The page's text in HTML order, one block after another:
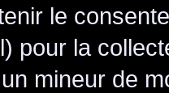
le
pour la
un mineur de